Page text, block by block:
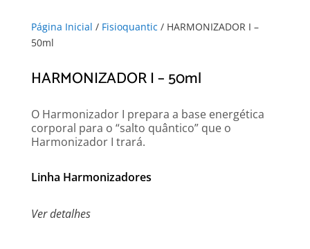
Página Inicial / Fisioquantic / HARMONIZADOR I –
50ml
HARMONIZADOR I – 50ml
O Harmonizador I prepara a base energética
corporal para o “salto quântico” que o
Harmonizador I trará.
Linha Harmonizadores
Ver detalhes